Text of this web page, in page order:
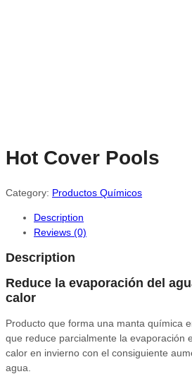
Hot Cover Pools
Category: Productos Químicos
Description
Reviews (0)
Description
Reduce la evaporación del
calor
Producto que forma una manta química
que reduce parcialmente la evaporación
calor en invierno con el consiguiente
agua.